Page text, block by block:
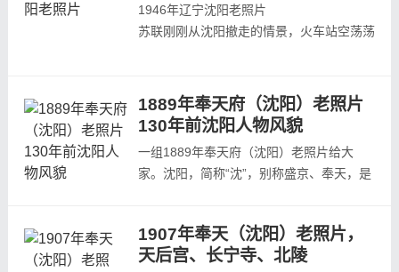
年，沈阳（奉天），清福陵。清福陵，又称
沈阳东陵，位于沈阳东郊的东陵公园内，是
1946年辽宁沈阳老照片
苏联刚刚从沈阳撤走的情景，火车站空荡荡
一些日本人被征调做街道及中心广场的清理
瓦砾的工作...
1889年奉天府（沈阳）老照片
130年前沈阳人物风貌
一组1889年奉天府（沈阳）老照片给大
家。沈阳，简称“沈”，别称盛京、奉天，是
生活状态那？我们一起通过这组难得的老照
片来看下。 1888年，奉天发生大水灾，水
1907年奉天（沈阳）老照片，
天后宫、长宁寺、北陵